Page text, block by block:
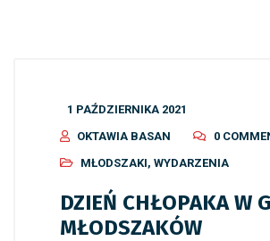
1 PAŹDZIERNIKA 2021
OKTAWIA BASAN
0
MŁODSZAKI, WYDARZENIA
DZIEŃ CHŁOPAKA W
MŁODSZAKÓW